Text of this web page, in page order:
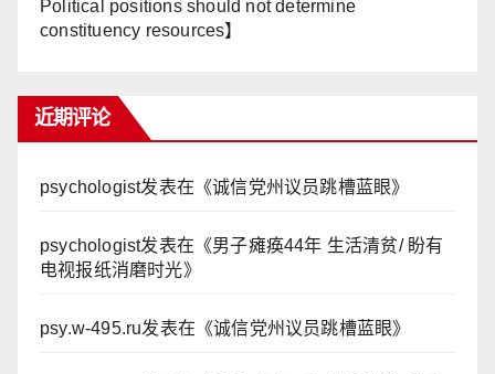
Political positions should not determine
constituency resources】
近期评论
psychologist发表在《诚信党州议员跳槽蓝眼》
psychologist发表在《男子瘫痪44年 生活清贫/ 盼有
电视报纸消磨时光》
psy.w-495.ru发表在《诚信党州议员跳槽蓝眼》